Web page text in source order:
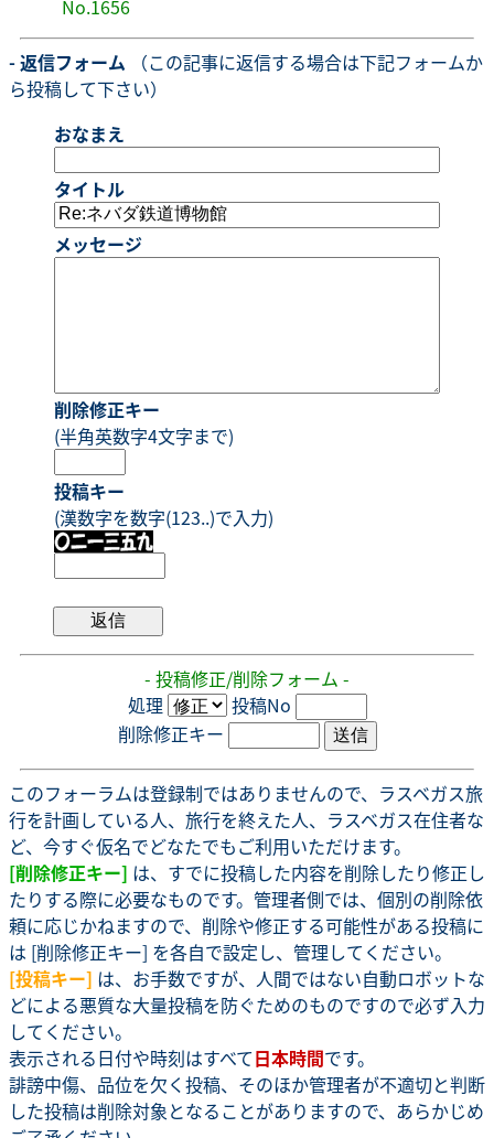
No.1656
- 返信フォーム （この記事に返信する場合は下記フォームか
ら投稿して下さい）
おなまえ
タイトル
メッセージ
削除修正キー
(半角英数字4文字まで)
投稿キー
(漢数字を数字(123..)で入力)
- 投稿修正/削除フォーム -
処理
投稿No
削除修正キー
このフォーラムは登録制ではありませんので、ラスベガス旅
行を計画している人、旅行を終えた人、ラスベガス在住者な
ど、今すぐ仮名でどなたでもご利用いただけます。
[削除修正キー] は、すでに投稿した内容を削除したり修正し
たりする際に必要なものです。管理者側では、個別の削除依
頼に応じかねますので、削除や修正する可能性がある投稿に
は [削除修正キー] を各自で設定し、管理してください。
[投稿キー] は、お手数ですが、人間ではない自動ロボットな
どによる悪質な大量投稿を防ぐためのものですので必ず入力
してください。
表示される日付や時刻はすべて日本時間です。
誹謗中傷、品位を欠く投稿、そのほか管理者が不適切と判断
した投稿は削除対象となることがありますので、あらかじめ